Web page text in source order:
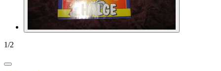
1/2